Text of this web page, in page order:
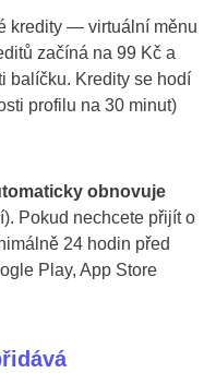
kredity — virtuální měnu
začíná na 99 Kč a
balíčku. Kredity se hodí
profilu na 30 minut)
obnovuje
Pokud nechcete přijít o
24 hodin před
Play, App Store